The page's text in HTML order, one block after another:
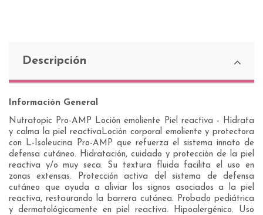
Descripción
Información General
Nutratopic Pro-AMP Loción emoliente Piel reactiva - Hidrata
y calma la piel reactivaLoción corporal emoliente y protectora
con L-Isoleucina Pro-AMP que refuerza el sistema innato de
defensa cutáneo. Hidratación, cuidado y protección de la piel
reactiva y/o muy seca. Su textura fluida facilita el uso en
zonas extensas. Protección activa del sistema de defensa
cutáneo que ayuda a aliviar los signos asociados a la piel
reactiva, restaurando la barrera cutánea. Probado pediátrica
y dermatológicamente en piel reactiva. Hipoalergénico. Uso